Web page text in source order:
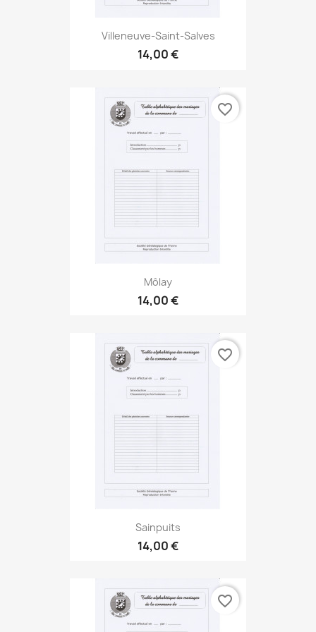
Villeneuve-Saint-Salves
14,00 €
Môlay
14,00 €
favorite_border
Sainpuits
14,00 €
favorite_border
favorite_border